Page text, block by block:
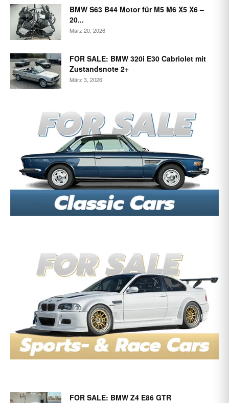
BMW S63 B44 Motor für M5 M6 X5 X6 –
20...
März 20, 2026
FOR SALE: BMW 320i E30 Cabriolet mit
Zustandsnote 2+
März 3, 2026
FOR SALE: BMW Z4 E86 GTR